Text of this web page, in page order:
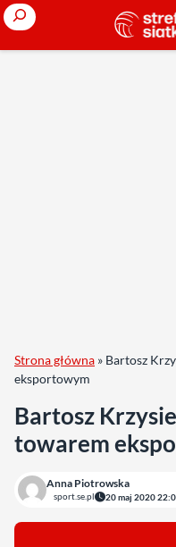
Search
Strona główna » Bartosz
eksportowym
Bartosz
towarem
Anna Piotrowska
sport.se.pl 20 maj 2020